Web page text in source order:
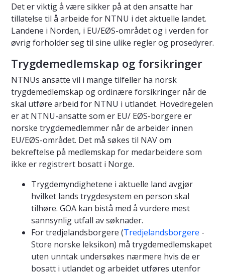
Det er viktig å være sikker på at den ansatte har
tillatelse til å arbeide for NTNU i det aktuelle landet.
Landene i Norden, i EU/EØS-området og i verden for
øvrig forholder seg til sine ulike regler og prosedyrer.
Trygdemedlemskap og forsikringer
NTNUs ansatte vil i mange tilfeller ha norsk
trygdemedlemskap og ordinære forsikringer når de
skal utføre arbeid for NTNU i utlandet. Hovedregelen
er at NTNU-ansatte som er EU/ EØS-borgere er
norske trygdemedlemmer når de arbeider innen
EU/EØS-området. Det må søkes til NAV om
bekreftelse på medlemskap for medarbeidere som
ikke er registrert bosatt i Norge.
Trygdemyndighetene i aktuelle land avgjør
hvilket lands trygdesystem en person skal
tilhøre. GOA kan bistå med å vurdere mest
sannsynlig utfall av søknader.
For tredjelandsborgere (Tredjelandsborgere -
Store norske leksikon) må trygdemedlemskapet
uten unntak undersøkes nærmere hvis de er
bosatt i utlandet og arbeidet utføres utenfor